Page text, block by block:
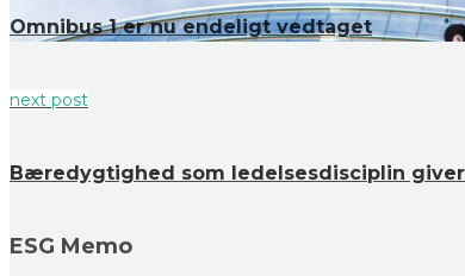
Omnibus 1 er nu endeligt vedtaget
next post
Bæredygtighed som ledelsesdisciplin
ESG Memo